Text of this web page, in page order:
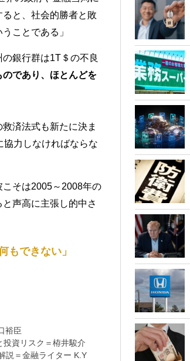
と、社会的勝者と敗
ことである」
銀行群は1T＄の不良
であり、ほとんどを
済法式も新たに決ま
協力しなければならな
そは2005～2008年の
声高に主張し的中さ
もできない」
裕臣
投資リスク＝栫井駿介
説＝金融ライター K.Y